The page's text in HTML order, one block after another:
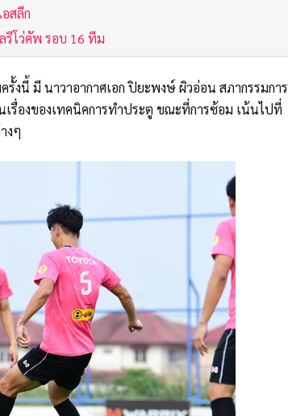
สลีก
รีโว่คัพ รอบ 16 ทีม
งนี้ มี นาวาอากาศเอก ปิยะพงษ์ ผิวอ่อน สภากรรมการ
รื่องของเทคนิคการทำประตู ขณะที่การซ้อม เน้นไปที่
งๆ